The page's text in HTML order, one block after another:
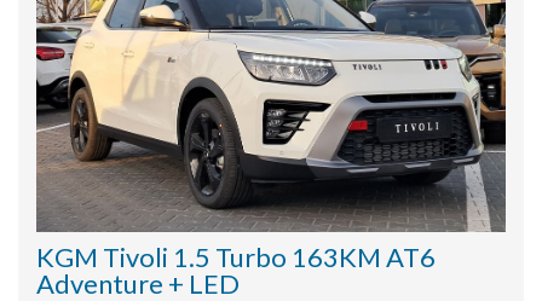
KGM Tivoli 1.5 Turbo 163KM AT6
Adventure + LED